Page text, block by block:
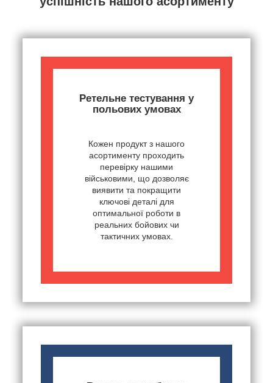
Ретельне тестування у
польових умовах
Кожен продукт з нашого
асортименту проходить
перевірку нашими
військовими, що дозволяє
виявити та покращити
ключові деталі для
оптимальної роботи в
реальних бойових чи
тактичних умовах.